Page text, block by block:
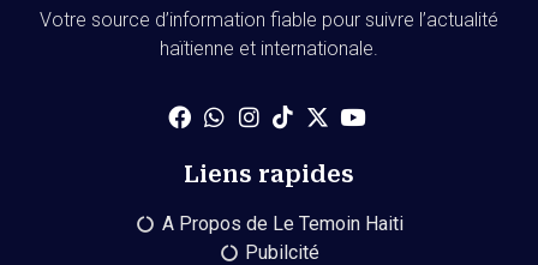
Votre source d’information fiable pour suivre l’actualité
haïtienne et internationale.
Liens rapides
A Propos de Le Temoin Haiti
Pubilcité